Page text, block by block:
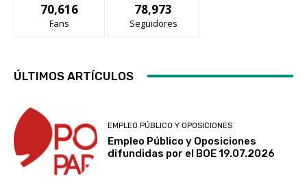
70,616
Fans
78,973
Seguidores
ÚLTIMOS ARTÍCULOS
EMPLEO PÚBLICO Y OPOSICIONES
Empleo Público y Oposiciones
difundidas por el BOE 19.07.2026